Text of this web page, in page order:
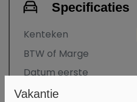
Specificaties
Kenteken
BTW of Marge
Datum eerste
toelating
Vakantie